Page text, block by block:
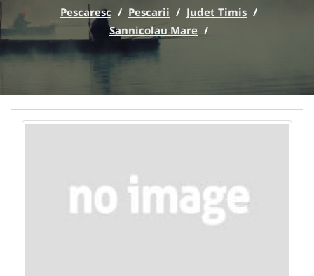
Pescaresc / Pescarii / Judet Timis /
Sannicolau Mare /